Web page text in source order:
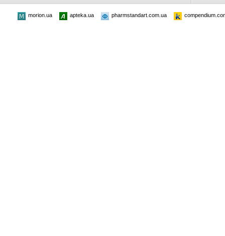
morion.ua apteka.ua pharmstandart.com.ua